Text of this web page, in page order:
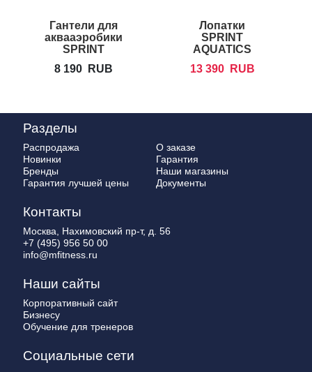
Гантели для
аквааэробики
SPRINT
Bells
8 190 RUB
Лопатки
SPRINT
AQUATICS
Paddles
13 390 RUB
Разделы
Распродажа
Новинки
Бренды
Гарантия лучшей цены
О заказе
Гарантия
Наши магазины
Документы
Контакты
Москва, Нахимовский пр-т, д. 56
+7 (495) 956 50 00
info@mfitness.ru
Наши сайты
Корпоративный сайт
Бизнесу
Обучение для тренеров
Социальные сети